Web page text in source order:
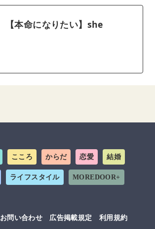
【本命になりたい】she
こころ からだ 恋愛 結婚
ライフスタイル MOREDOOR+
お問い合わせ 広告掲載規定 利用規約